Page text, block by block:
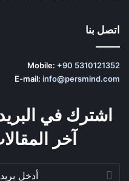
اتصل بنا
Mobile: +90 5310121352
E-mail: info@persmind.com
اشترك في
آخر